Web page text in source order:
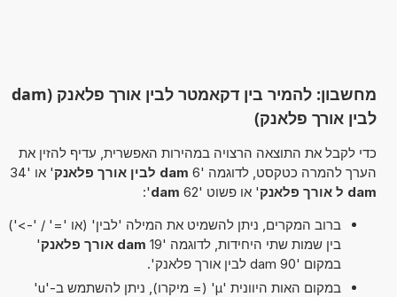
מחשבון: להמיר בין דקאמטר לבין אורך פלאנק (dam
לבין אורך פלאנק)
כדי לקבל את התוצאה הרצויה במהירות האפשרית, עדיף להזין את
הערך להמרה כטקסט, לדוגמה '6
dam לבין אורך פלאנק
' או '34
dam ל אורך פלאנק
' או פשוט '62 dam
':
ברוב המקרים, ניתן להשמיט את המילה 'לבין' (או '=' / '->')
בין שמות שתי היחידות, לדוגמה '19
dam אורך פלאנק
'
במקום '90 dam לבין אורך פלאנק'.
במקום האות היוונית 'µ' (= מיקרו), ניתן להשתמש ב-'u'